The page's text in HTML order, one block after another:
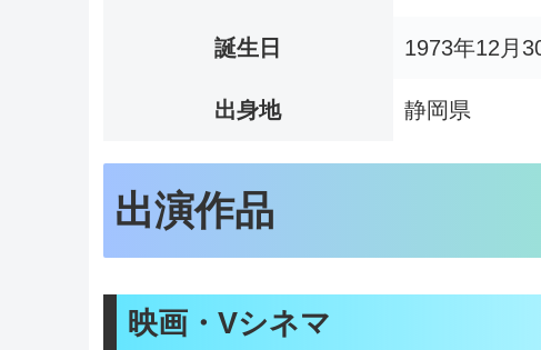
誕生日 1973年12月
出身地 静岡県
出演作品
映画・Vシネマ